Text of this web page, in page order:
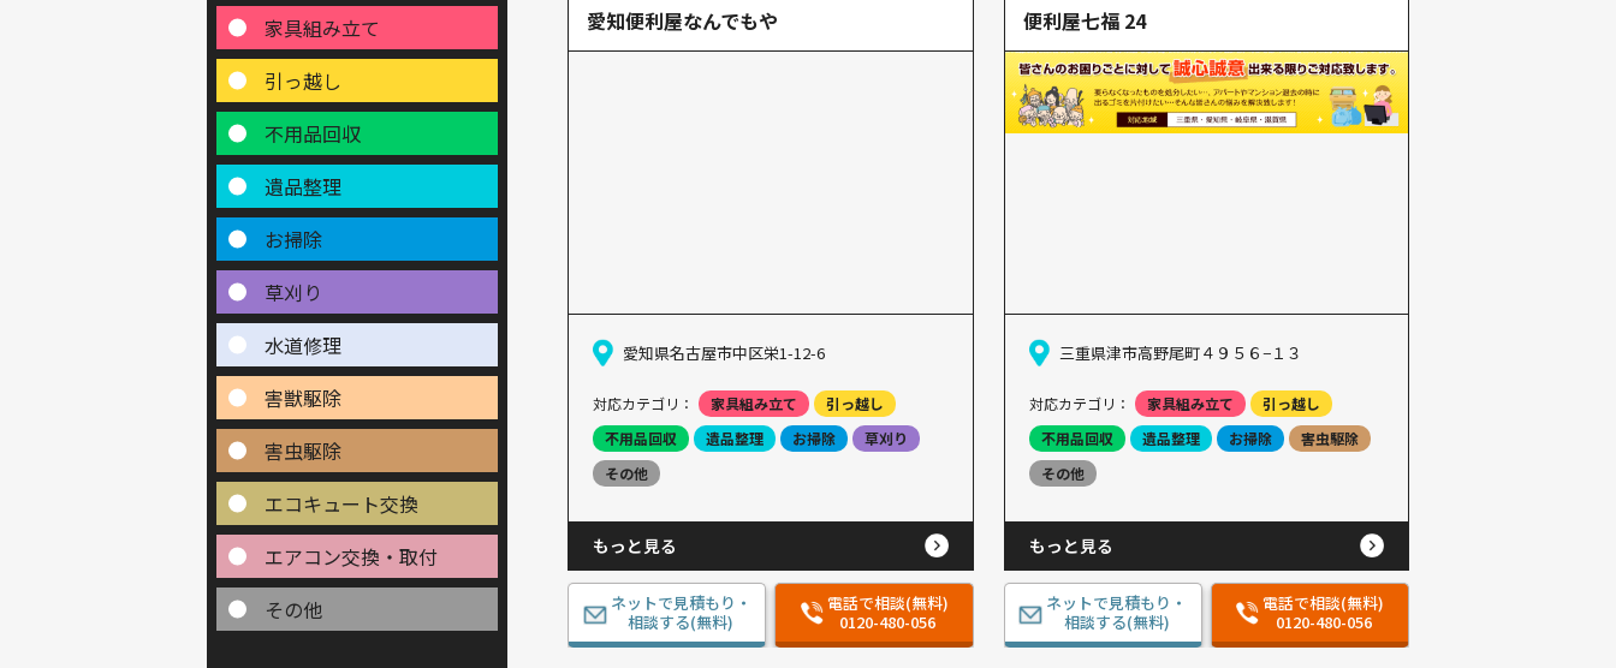
愛知便利屋なんでもや
愛知県名古屋市中区栄1-12-6
対応カテゴリ： 家具組み立て
引っ越し
不用品回収
遺品整理 お掃除
草刈り
その他
もっと見る
ネットで見積もり・
相談する(無料)
電話で相談(無料)
0120-480-056
便利屋七福 24
三重県津市高野尾町４９５６−１３
対応カテゴリ： 家具組み立て
引っ越し
不用品回収
遺品整理 お掃除
害虫駆除
その他
もっと見る
ネットで見積もり・
相談する(無料)
電話で相談(無料)
0120-480-056
家具組み立て
引っ越し
不用品回収
遺品整理
お掃除
草刈り
水道修理
害獣駆除
害虫駆除
エコキュート交換
エアコン交換・取付
その他